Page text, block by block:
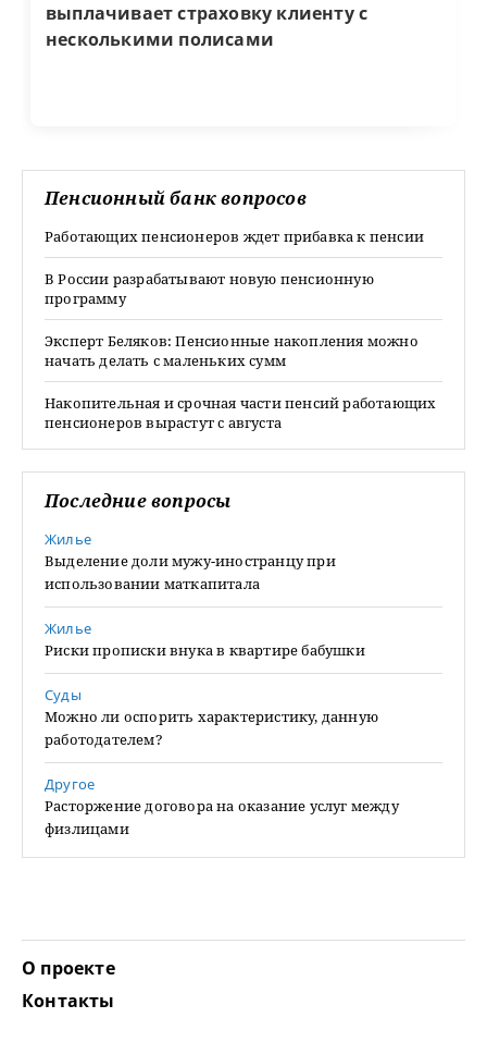
выплачивает страховку клиенту с
несколькими полисами
Пенсионный банк вопросов
Работающих пенсионеров ждет прибавка к пенсии
В России разрабатывают новую пенсионную
программу
Эксперт Беляков: Пенсионные накопления можно
начать делать с маленьких сумм
Накопительная и срочная части пенсий работающих
пенсионеров вырастут с августа
Последние вопросы
Жилье
Выделение доли мужу-иностранцу при
использовании маткапитала
Жилье
Риски прописки внука в квартире бабушки
Суды
Можно ли оспорить характеристику, данную
работодателем?
Другое
Расторжение договора на оказание услуг между
физлицами
О проекте
Контакты